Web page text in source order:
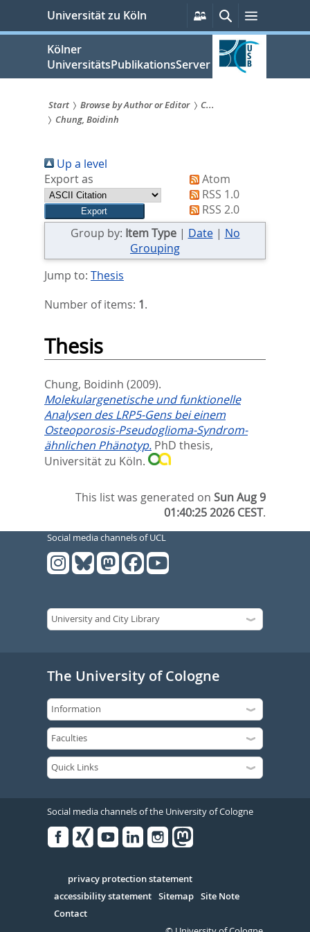
springen
Universität zu Köln
Persönliche
Services
SucheMenü
Kölner
UniversitätsPublikationsServer
Sie
sind
hier:
Start Browse by Author or Editor
C...
Chung, Boidinh
Up a level
Export as
Atom
RSS 1.0
RSS 2.0
Group by: Item Type| Date| No
Grouping
Jump to: Thesis
Number of items: 1.
Thesis
Chung, Boidinh (2009).
Molekulargenetische und funktionelle
Analysen des LRP5-Gens bei einem
Osteoporosis-Pseudoglioma-Syndrom-
ähnlichen Phänotyp. PhD thesis,
Universität zu Köln.
This list was generated onSun Aug 9
01:40:25 2026 CEST.
Social media channels of UCL
The University of Cologne
Social media channels of the University of Cologne
Serivce
privacy protection statement
accessibility statement Sitemap Site Note
Contact